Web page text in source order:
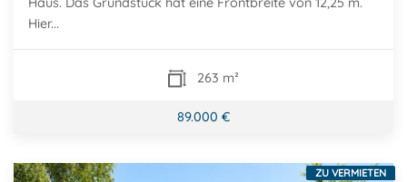
Hier...
263 m²
89.000 €
ZU VERMIETEN